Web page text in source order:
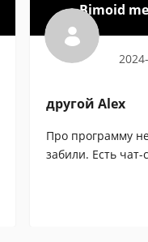
Bimoid
другой Alex
Про программу
забили. Есть чат-